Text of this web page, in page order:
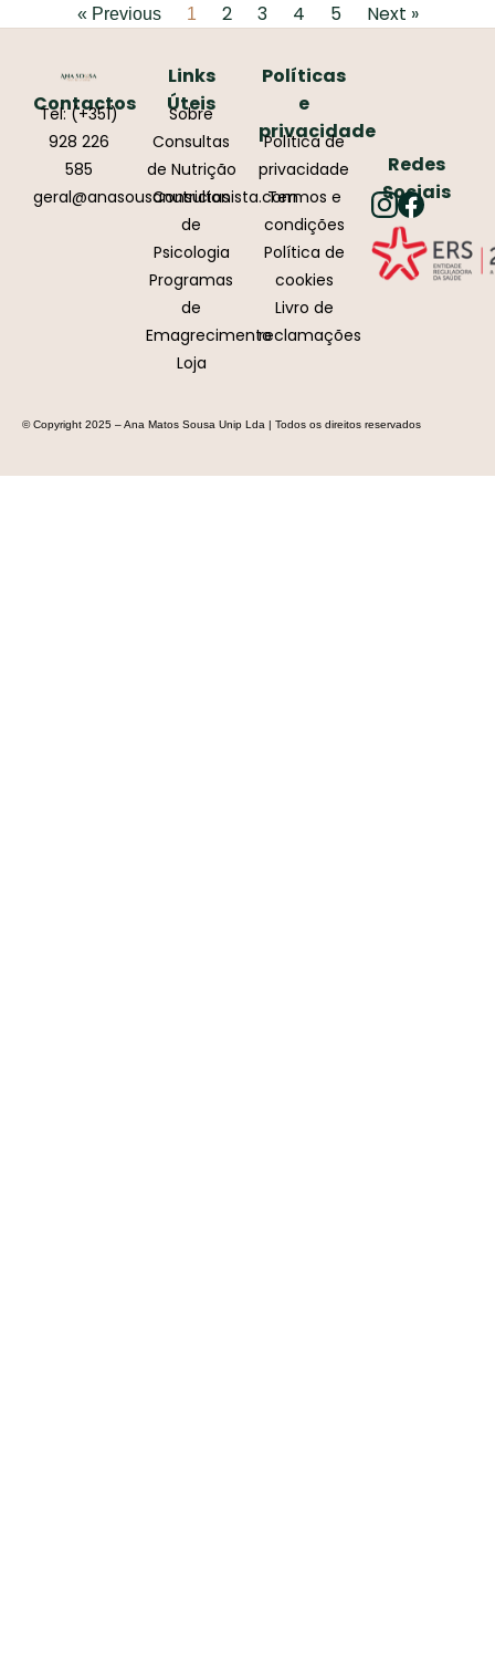
« Previous 1 2 3 4 5 Next »
Contactos
Tel: (+351)
928 226
585
geral@anasousanutricionista.com
Links
Úteis
Sobre
Consultas
de Nutrição
Consultas
de
Psicologia
Programas
de
Emagrecimento
Loja
Políticas
e
privacidade
Política de
privacidade
Termos e
condições
Política de
cookies
Livro de
reclamações
Redes
Sociais
© Copyright 2025 – Ana Matos Sousa Unip Lda | Todos os direitos reservados